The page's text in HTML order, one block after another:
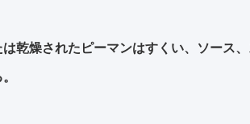
乾燥されたピーマンはすくい、ソース